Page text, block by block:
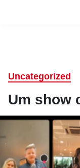
Uncategorized
Um show